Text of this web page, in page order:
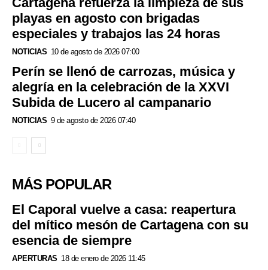
playas en agosto con brigadas
especiales y trabajos las 24 horas
NOTICIAS 10 de agosto de 2026 07:00
Perín se llenó de carrozas, música y
alegría en la celebración de la XXVI
Subida de Lucero al campanario
NOTICIAS 9 de agosto de 2026 07:40
MÁS POPULAR
El Caporal vuelve a casa: reapertura
del mítico mesón de Cartagena con su
esencia de siempre
APERTURAS 18 de enero de 2026 11:45